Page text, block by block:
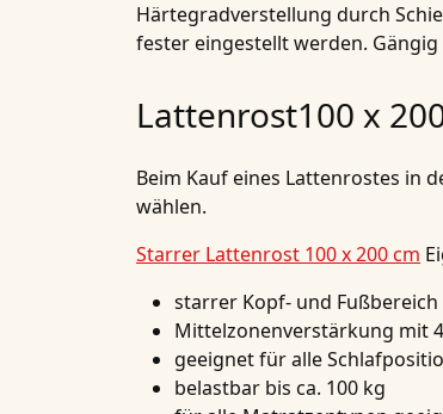
Härtegradverstellung durch
fester eingestellt werden.
Lattenrost100 x
Beim Kauf eines Lattenrostes in
wählen.
Starrer Lattenrost 100 x 200 cm
starrer Kopf- und
Mittelzonenverstärkung mit
geeignet für alle
belastbar bis ca. 100 kg